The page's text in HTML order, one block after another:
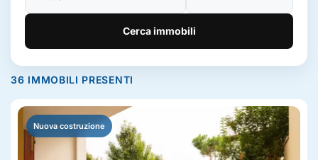
Cerca immobili
36 IMMOBILI PRESENTI
Nuova costruzione